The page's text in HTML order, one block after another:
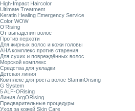
High-Impact Haircolor
Ultimate Treatment
Keratin Healing Emergency Service
Color WOW
O’Rising
От выпадения волос
Против перхоти
Для жирных волос и кожи головы
AHA комплекс против старения
Для сухих и повреждённых волос
Морской комплекс
Средства для укладки
Детская линия
Комплекс для роста волос StaminOrising
G System
5 ALF-ORising
Линия ArgORising
Предварительные процедуры
Уход за кожей Skin Care